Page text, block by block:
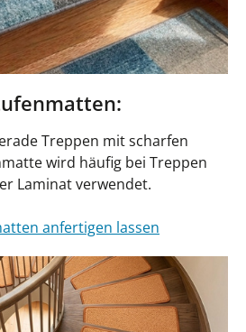
Treppen mit scharfen
wird häufig bei Treppen
Laminat verwendet.
anfertigen lassen